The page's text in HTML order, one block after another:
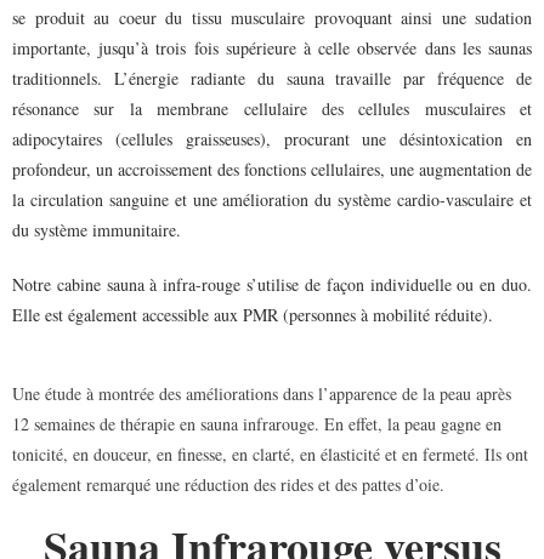
se produit au coeur du tissu musculaire provoquant ainsi une sudation
importante, jusqu’à trois fois supérieure à celle observée dans les saunas
traditionnels. L’énergie radiante du sauna travaille par fréquence de
résonance sur la membrane cellulaire des cellules musculaires et
adipocytaires (cellules graisseuses), procurant une désintoxication en
profondeur, un accroissement des fonctions cellulaires, une augmentation de
la circulation sanguine et une amélioration du système cardio-vasculaire et
du système immunitaire.
Notre cabine sauna à infra-rouge s’utilise de façon individuelle ou en duo.
Elle est également accessible aux PMR (personnes à mobilité réduite).
Une étude à montrée des améliorations dans l’apparence de la peau après
12 semaines de thérapie en sauna infrarouge. En effet, la peau gagne en
tonicité, en douceur, en finesse, en clarté, en élasticité et en fermeté. Ils ont
également remarqué une réduction des rides et des pattes d’oie.
Sauna Infrarouge versus